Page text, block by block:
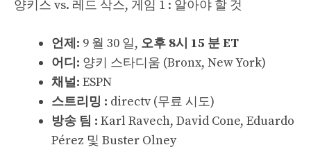
양키스 vs. 레드 삭스, 게임 1 : 알아야 할 것
언제: 9 월 30 일, 오후 8시 15 분 ET
어디: 양키 스타디움 (Bronx, New York)
채널: ESPN
스트리밍 : directv (무료 시도)
방송 팀 : Karl Ravech, David Cone, Eduardo
Pérez 및 Buster Olney